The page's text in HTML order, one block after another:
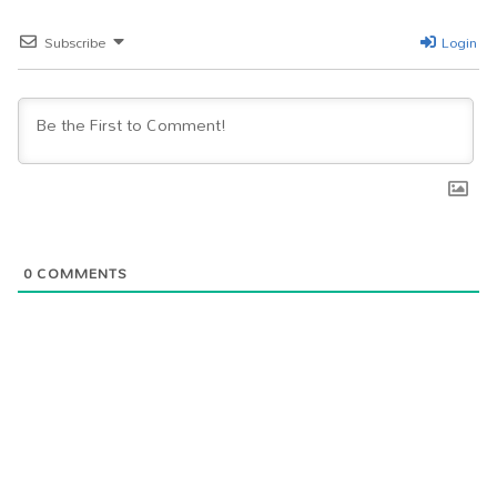
Subscribe Login
0COMMENTS